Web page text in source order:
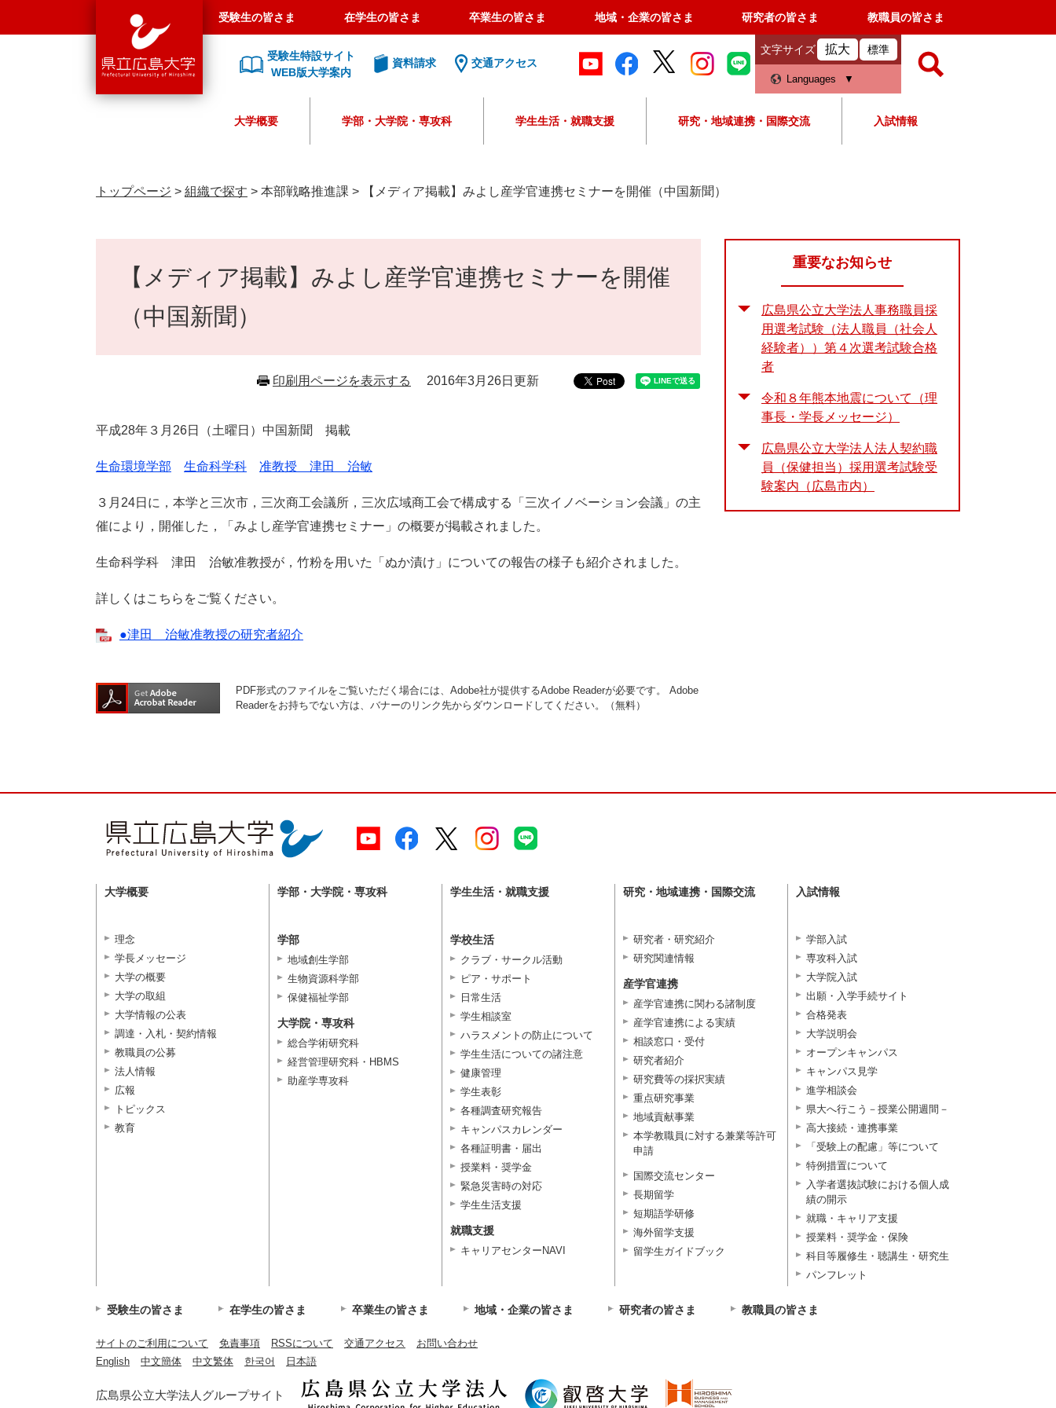
島
大
受験生の皆さま 在学生の皆さま 卒業生の皆さま 地域・企業の皆さま 研究者の皆さま 教職員の皆さま
受験生特設サイト
WEB版大学案内
資料請求 交通アクセス
文字サイズ 拡大 標準
Languages
o
e
ス
大学概要 学部・大学院・専攻科 学生生活・就職支援 研究・地域連携・国際交流 入試情報
トップページ > 組織で探す > 本部戦略推進課 > 【メディア掲載】みよし産学官連携セミナーを開催（中国新聞）
【メディア掲載】みよし産学官連携セミナーを開催
（中国新聞）
印刷用ページを表示する 2016年3月26日更新
平成28年３ 月26日（土曜日）中国新聞 掲載
生命環境学部 生命科学科 准教授 津田 治敏
３月24日に，本学と三次市，三次商工会議所，三次広域商工会で構成する「三次イノベーション会議」の主
催により，開催した，「みよし産学官連携セミナー」の概要が掲載されました。
生命科学科 津田 治敏准教授が，竹粉を用いた「ぬか漬け」についての報告の様子も紹介されました。
詳しくはこちらをご覧ください。
●津田 治敏准教授の研究者紹介
PDF形式のファイルをご覧いただく場合には、Adobe社が提供するAdobe Readerが必要です。
Adobe
Readerをお持ちでない方は、バナーのリンク先からダウンロードしてください。（無料）
重要なお知らせ
広島県公立大学法人事務職員採
用選考試験（法人職員（社会人
経験者））第４次選考試験合格
者
令和８年熊本地震について（理
事長・学長メッセージ）
広島県公立大学法人法人契約職
員（保健担当）採用選考試験受
験案内（広島市内）
大学概要
理念
学長メッセージ
大学の概要
大学の取組
大学情報の公表
調達・入札・契約情報
教職員の公募
法人情報
広報
トピックス
教育
学部・大学院・専攻科
学部
地域創生学部
生物資源科学部
保健福祉学部
大学院・専攻科
総合学術研究科
経営管理研究科・HBMS
助産学専攻科
学生生活・就職支援
学校生活
クラブ・サークル活動
ピア・サポート
日常生活
学生相談室
ハラスメントの防止について
学生生活についての諸注意
健康管理
学生表彰
各種調査研究報告
キャンパスカレンダー
各種証明書・届出
授業料・奨学金
緊急災害時の対応
学生生活支援
就職支援
キャリアセンターNAVI
研究・地域連携・国際交流
研究者・研究紹介
研究関連情報
産学官連携
産学官連携に関わる諸制度
産学官連携による実績
相談窓口・受付
研究者紹介
研究費等の採択実績
重点研究事業
地域貢献事業
本学教職員に対する兼業等許可
申請
国際交流センター
長期留学
短期語学研修
海外留学支援
留学生ガイドブック
入試情報
学部入試
専攻科入試
大学院入試
出願・入学手続サイト
合格発表
大学説明会
オープンキャンパス
キャンパス見学
進学相談会
県大へ行こう－授業公開週間－
高大接続・連携事業
「受験上の配慮」等について
特例措置について
入学者選抜試験における個人成
績の開示
就職・キャリア支援
授業料・奨学金・保険
科目等履修生・聴講生・研究生
パンフレット
受験生の皆さま 在学生の皆さま 卒業生の皆さま 地域・企業の皆さま 研究者の皆さま 教職員の皆さま
サイトのご利用について 免責事項 RSSについて 交通アクセス
お問い合わせ
English
中文簡体 中文繁体 한국어 日本語
広島県公立大学法人グループサイト